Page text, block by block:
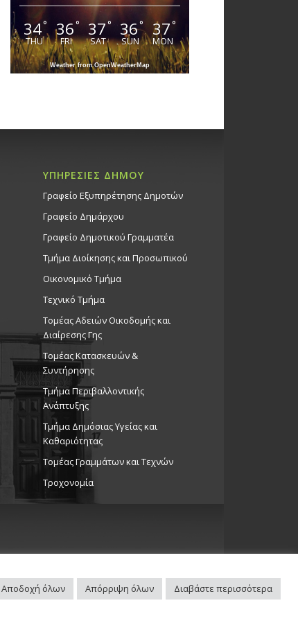
34°
THU
36°
FRI
37°
SAT
36°
SUN
37°
MON
Weather from OpenWeatherMap
ΥΠΗΡΕΣΙΕΣ ΔΗΜΟΥ
Γραφείο Εξυπηρέτησης Δημοτών
Γραφείο Δημάρχου
Γραφείο Δημοτικού Γραμματέα
Τμήμα Διοίκησης και Προσωπικού
Οικονομικό Τμήμα
Τεχνικό Τμήμα
Τομέας Αδειών Οικοδομής και
Διαίρεσης Γης
Τομέας Κατασκευών &
Συντήρησης
Τμήμα Περιβαλλοντικής
Ανάπτυξης
Tμήμα Δημόσιας Υγείας και
Καθαριότητας
Τομέας Γραμμάτων και Τεχνών
Τροχονομία
Αποδοχή όλων Απόρριψη όλων Διαβάστε περισσότερα